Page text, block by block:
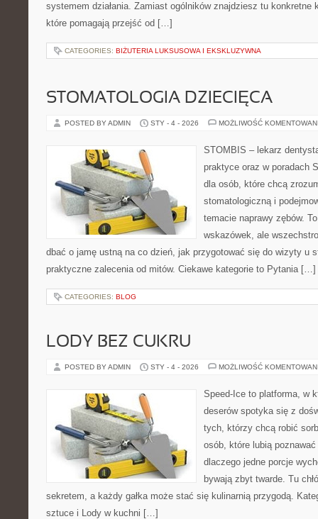
systemem działania. Zamiast ogólników znajdziesz tu
które pomagają przejść od […]
CATEGORIES: BIŻUTERIA LUKSUSOWA I EKSKLUZYWNA
STOMATOLOGIA DZIECIĘCA
POSTED BY ADMIN STY - 4 - 2026 MOŻLIWOŚĆ
STOMBIS – lekarz
praktyce oraz w poradach
dla osób, które chcą
stomatologiczną i
temacie naprawy zębów.
wskazówek, ale
dbać o jamę ustną na co dzień, jak przygotować się do wizyty u
praktyczne zalecenia od mitów. Ciekawe kategorie to Pytania […]
CATEGORIES: BLOG
LODY BEZ CUKRU
POSTED BY ADMIN STY - 4 - 2026 MOŻLIWOŚĆ
Speed-Ice to platforma, w
deserów spotyka się z
tych, którzy chcą robić
osób, które lubią
dlaczego jedne porcje
bywają zbyt twarde. Tu
sekretem, a każdy gałka może stać się kulinarnią przygodą.
sztuce i Lody w kuchni […]